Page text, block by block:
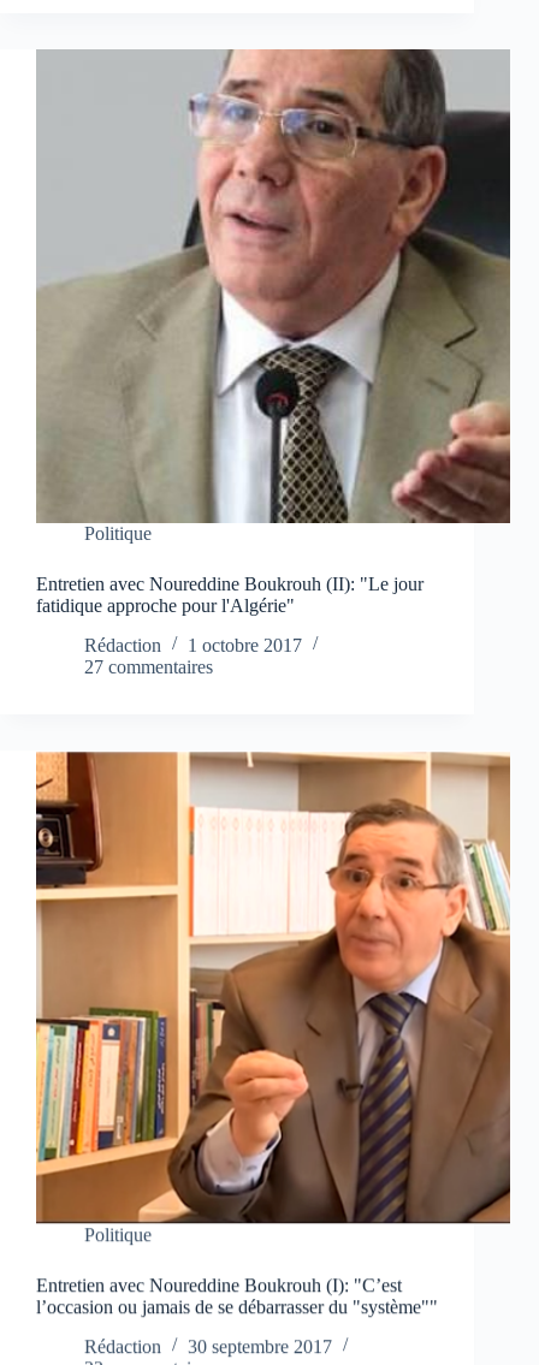
Politique
Entretien avec Noureddine Boukrouh (II): "Le jour
fatidique approche pour l'Algérie"
Rédaction
1 octobre 2017
27 commentaires
Politique
Entretien avec Noureddine Boukrouh (I): "C’est
l’occasion ou jamais de se débarrasser du "système""
Rédaction
30 septembre 2017